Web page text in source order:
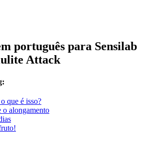
português para Sensilab
Attack
que é isso?
o alongamento